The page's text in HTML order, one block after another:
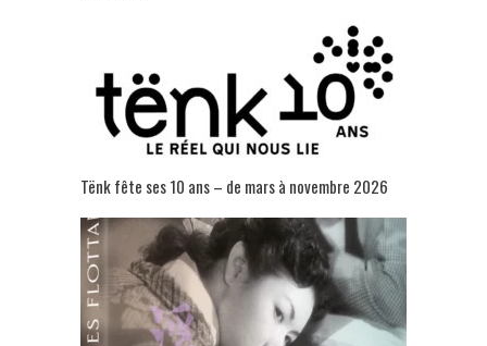
Tënk fête ses 10 ans – de mars à novembre 2026